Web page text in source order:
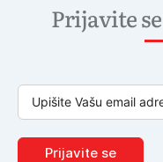
Prijavite
Prijavite se